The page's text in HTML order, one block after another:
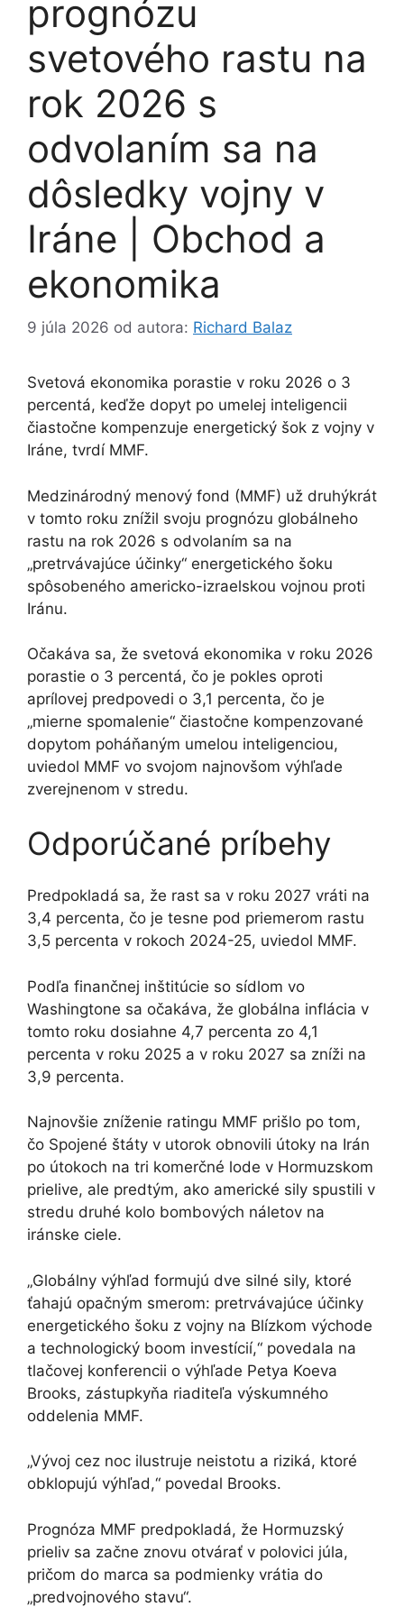
prognózu
svetového rastu na
rok 2026 s
odvolaním sa na
dôsledky vojny v
Iráne | Obchod a
ekonomika
9 júla 2026 od autora: Richard Balaz
Svetová ekonomika porastie v roku 2026 o 3
percentá, keďže dopyt po umelej inteligencii
čiastočne kompenzuje energetický šok z vojny v
Iráne, tvrdí MMF.
Medzinárodný menový fond (MMF) už druhýkrát
v tomto roku znížil svoju prognózu globálneho
rastu na rok 2026 s odvolaním sa na
„pretrvávajúce účinky“ energetického šoku
spôsobeného americko-izraelskou vojnou proti
Iránu.
Očakáva sa, že svetová ekonomika v roku 2026
porastie o 3 percentá, čo je pokles oproti
aprílovej predpovedi o 3,1 percenta, čo je
„mierne spomalenie“ čiastočne kompenzované
dopytom poháňaným umelou inteligenciou,
uviedol MMF vo svojom najnovšom výhľade
zverejnenom v stredu.
Odporúčané príbehy
zoznam
4
položiek
koniec
zoznamu
Predpokladá sa, že rast sa v roku 2027 vráti na
3,4 percenta, čo je tesne pod priemerom rastu
3,5 percenta v rokoch 2024-25, uviedol MMF.
Podľa finančnej inštitúcie so sídlom vo
Washingtone sa očakáva, že globálna inflácia v
tomto roku dosiahne 4,7 percenta zo 4,1
percenta v roku 2025 a v roku 2027 sa zníži na
3,9 percenta.
Najnovšie zníženie ratingu MMF prišlo po tom,
čo Spojené štáty v utorok obnovili útoky na Irán
po útokoch na tri komerčné lode v Hormuzskom
prielive, ale predtým, ako americké sily spustili v
stredu druhé kolo bombových náletov na
iránske ciele.
„Globálny výhľad formujú dve silné sily, ktoré
ťahajú opačným smerom: pretrvávajúce účinky
energetického šoku z vojny na Blízkom východe
a technologický boom investícií,“ povedala na
tlačovej konferencii o výhľade Petya Koeva
Brooks, zástupkyňa riaditeľa výskumného
oddelenia MMF.
„Vývoj cez noc ilustruje neistotu a riziká, ktoré
obklopujú výhľad,“ povedal Brooks.
Prognóza MMF predpokladá, že Hormuzský
prieliv sa začne znovu otvárať v polovici júla,
pričom do marca sa podmienky vrátia do
„predvojnového stavu“.